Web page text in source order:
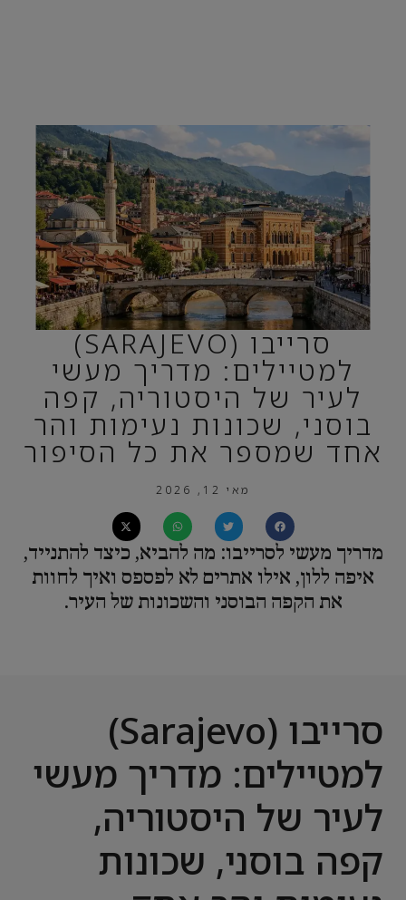
סרייבו (SARAJEVO)
למטיילים: מדריך מעשי
לעיר של היסטוריה, קפה
בוסני, שכונות נעימות והר
אחד שמספר את כל הסיפור
מאי 12, 2026
מדריך מעשי לסרייבו: מה להביא, כיצד להתנייד,
איפה ללון, אילו אתרים לא לפספס ואיך לחוות
את הקפה הבוסני והשכונות של העיר.
סרייבו (Sarajevo)
למטיילים: מדריך מעשי
לעיר של היסטוריה,
קפה בוסני, שכונות